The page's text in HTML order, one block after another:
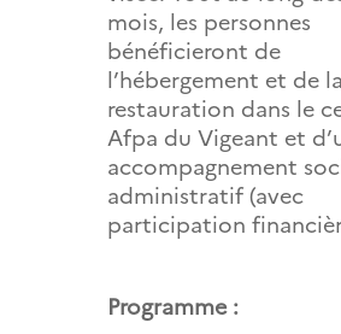
mois, les personnes
bénéficieront de
l’hébergement et de la
restauration dans le
Afpa du Vigeant et
accompagnement
administratif (avec
participation
Programme :